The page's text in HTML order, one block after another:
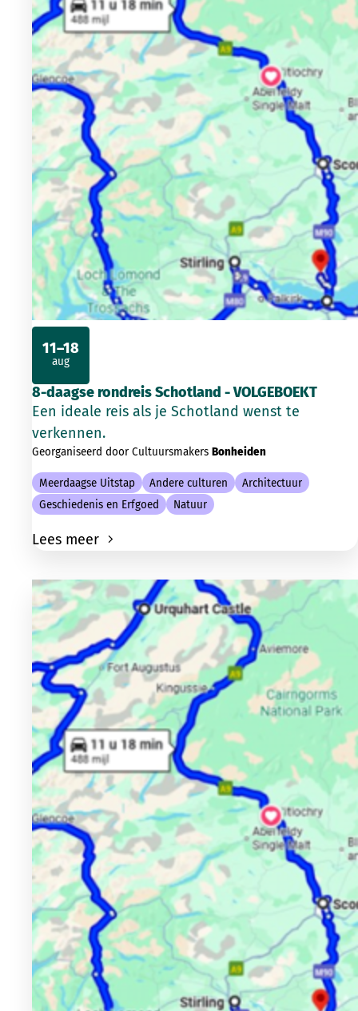
8-daagse rondreis Schotland - VOLGEBOEKT
Een ideale reis als je Schotland wenst te
verkennen.
Georganiseerd door Cultuursmakers Bonheiden
Meerdaagse Uitstap Andere culturen
Architectuur
Geschiedenis en Erfgoed
Natuur
Lees meer
11–18
aug
2026